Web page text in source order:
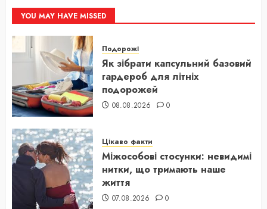
YOU MAY HAVE MISSED
Подорожі
Як зібрати капсульний базовий
гардероб для літніх
подорожей
08.08.2026 0
Цікаво факти
Міжособові стосунки: невидимі
нитки, що тримають наше
життя
07.08.2026 0